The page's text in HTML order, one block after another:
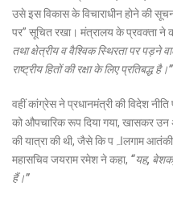
उसे इस विकास के विचाराधीन होने की
पर” सूचित रखा। मंत्रालय के प्रवक्ता ने
तथा क्षेत्रीय व वैश्विक स्थिरता पर
राष्ट्रीय हितों की रक्षा के लिए प्रतिबद्ध है।”
वहीं कांग्रेस ने प्रधानमंत्री की विदेश
को औपचारिक रूप दिया गया, खासकर
की यात्रा की थी, जैसे कि पاہलगाम आतंकी हमले के समय। कांग्रेस के जनसंचार विभाग के
महासचिव जयराम रमेश ने कहा, “यह, बेशक,
हैं।”